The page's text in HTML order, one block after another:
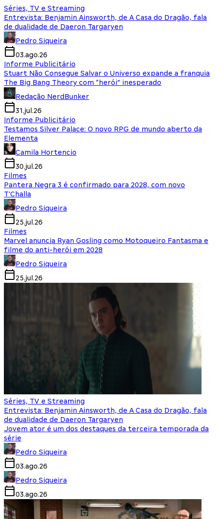
Séries, TV e Streaming
Entrevista: Benjamin Ainsworth, de A Casa do Dragão, fala
de dualidade de Daeron Targaryen
Pedro Siqueira
03.ago.26
Informe Publicitário
Stuart Não Consegue Salvar o Universo expande a franquia
The Big Bang Theory com “herói” inesperado
Redação NerdBunker
31.jul.26
Informe Publicitário
Testamos Silver Palace: O novo RPG de mundo aberto da
Elementa
Camila Hortencio
30.jul.26
Filmes
Pantera Negra 3 é confirmado para 2028, com novo
T'Challa
Pedro Siqueira
25.jul.26
Filmes
Marvel anuncia Ryan Gosling como Motoqueiro Fantasma e
filme do anti-herói em 2028
Pedro Siqueira
25.jul.26
Séries, TV e Streaming
Entrevista: Benjamin Ainsworth, de A Casa do Dragão, fala
de dualidade de Daeron Targaryen
Jovem ator é um dos destaques da terceira temporada da
série
Pedro Siqueira
03.ago.26
Pedro Siqueira
03.ago.26